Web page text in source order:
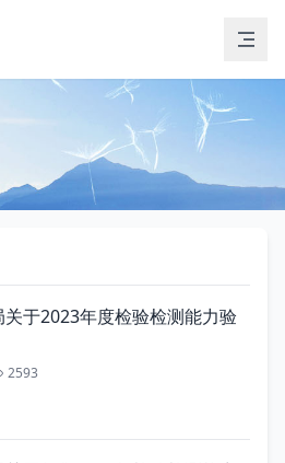
于2023年度检验检测能力验
2593